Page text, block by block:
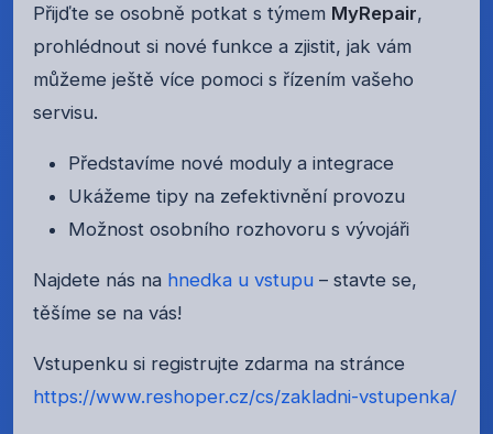
Přijďte se osobně potkat s týmem MyRepair,
prohlédnout si nové funkce a zjistit, jak vám
můžeme ještě více pomoci s řízením vašeho
servisu.
Představíme nové moduly a integrace
Ukážeme tipy na zefektivnění provozu
Možnost osobního rozhovoru s vývojáři
Najdete nás na hnedka u vstupu– stavte se,
těšíme se na vás!
Vstupenku si registrujte zdarma na stránce
https://www.reshoper.cz/cs/zakladni-vstupenka/